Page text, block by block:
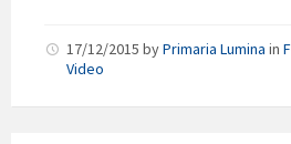
17/12/2015 byPrimaria Lumina in
Video